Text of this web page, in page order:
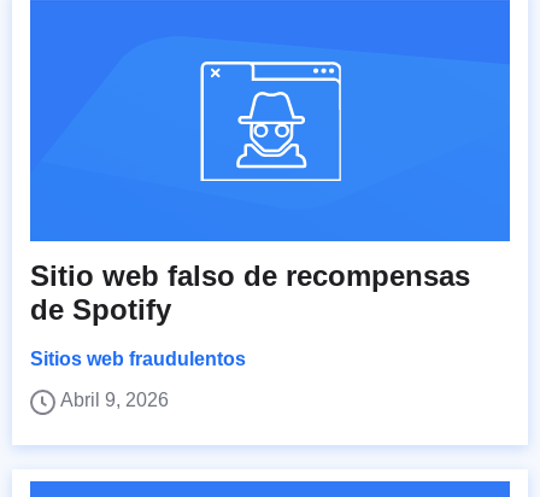
Sitio web falso de recompensas
de Spotify
Sitios web fraudulentos
Abril 9, 2026